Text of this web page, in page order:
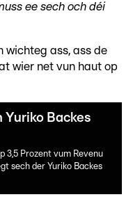
ee sech och déi
wichteg ass, ass de
wier net vun haut op
Backes
3,5 Prozent vum Revenu
sech der Yuriko Backes